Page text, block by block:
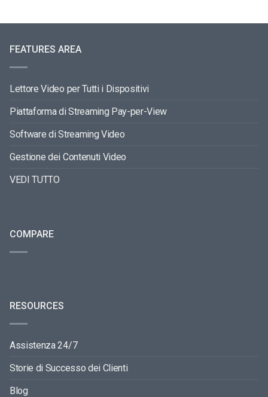
FEATURES AREA
Lettore Video per Tutti i Dispositivi
Piattaforma di Streaming Pay-per-View
Software di Streaming Video
Gestione dei Contenuti Video
VEDI TUTTO
COMPARE
RESOURCES
Assistenza 24/7
Storie di Successo dei Clienti
Blog